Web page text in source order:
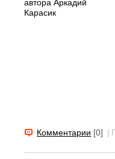
Комментарии [0] |